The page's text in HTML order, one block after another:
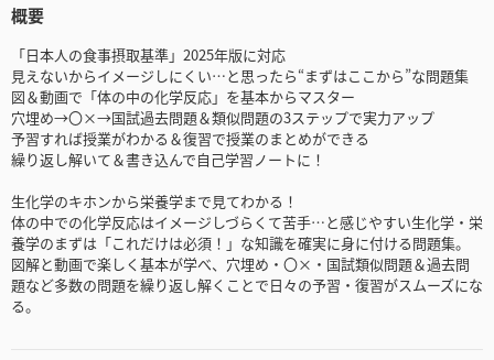
概要
「日本人の食事摂取基準」2025年版に対応
見えないからイメージしにくい…と思ったら“まずはここから”な問題集
図＆動画で「体の中の化学反応」を基本からマスター
穴埋め→〇×→国試過去問題＆類似問題の3ステップで実力アップ
予習すれば授業がわかる＆復習で授業のまとめができる
繰り返し解いて＆書き込んで自己学習ノートに！
生化学のキホンから栄養学まで見てわかる！
体の中での化学反応はイメージしづらくて苦手…と感じやすい生化学・栄
養学のまずは「これだけは必須！」な知識を確実に身に付ける問題集。
図解と動画で楽しく基本が学べ、穴埋め・〇×・国試類似問題＆過去問
題など多数の問題を繰り返し解くことで日々の予習・復習がスムーズにな
る。